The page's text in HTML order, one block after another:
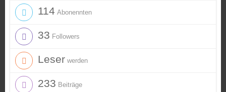
114 Abonennten
33 Followers
Leser werden
233 Beiträge